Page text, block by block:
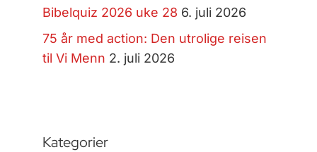
Bibelquiz 2026 uke 28 6. juli 2026
75 år med action: Den utrolige reisen
til Vi Menn 2. juli 2026
Kategorier